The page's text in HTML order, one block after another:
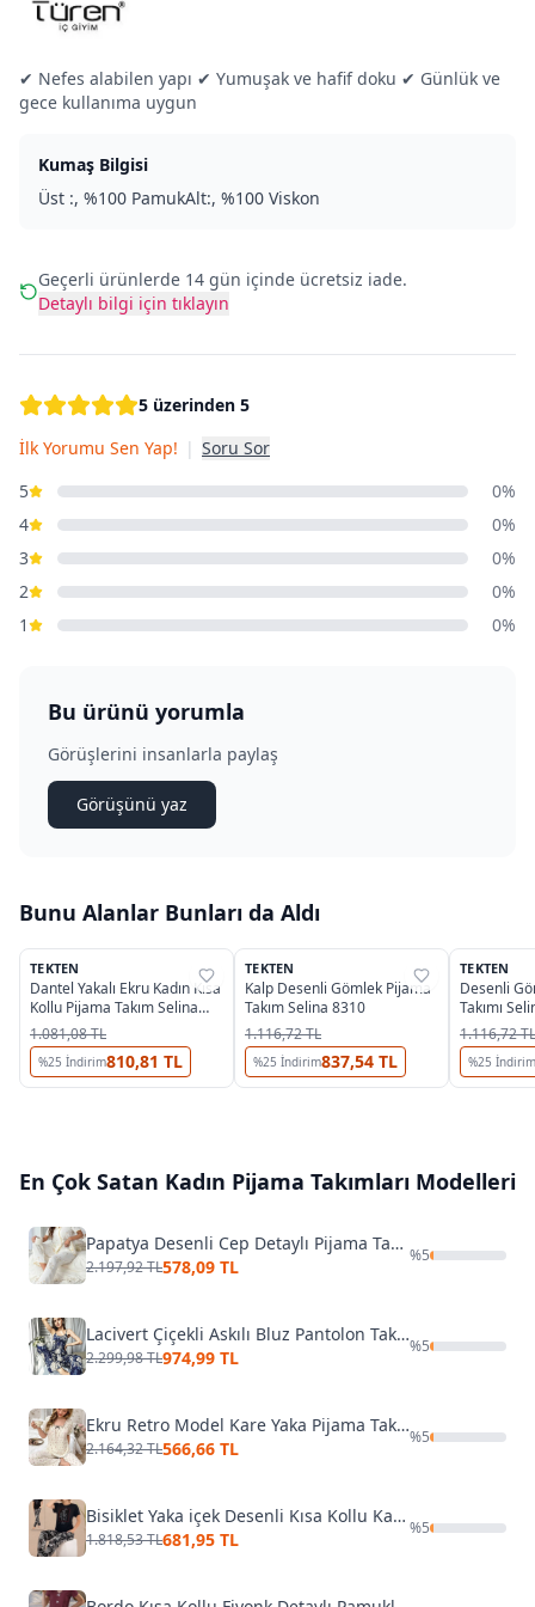
✔ Nefes alabilen yapı ✔ Yumuşak ve hafif doku ✔ Günlük ve
gece kullanıma uygun
Kumaş Bilgisi
Üst :, %100 PamukAlt:, %100 Viskon
Geçerli ürünlerde 14 gün içinde ücretsiz iade.
Detaylı bilgi için tıklayın
5 üzerinden 5
İlk Yorumu Sen Yap! | Soru Sor
5
0%
4
0%
3
0%
2
0%
1
0%
Bu ürünü yorumla
Görüşlerini insanlarla paylaş
Görüşünü yaz
Bunu Alanlar Bunları da Aldı
%38
TEKTEN
Dantel Yakalı Ekru Kadın Kısa
Kollu Pijama Takım Selina
8470
1.081,08 TL
%25 İndirim810,81 TL
%38
TEKTEN
Kalp Desenli Gömlek Pijama
Takım Selina 8310
1.116,72 TL
%25 İndirim837,54 TL
%38
TEKTEN
Desenli
Takımı
1.116,72 TL
%25 İndirim
En Çok Satan Kadın Pijama Takımları Modelleri
Papatya Desenli Cep Detaylı Pijama Takımı Bella Notte 7019
2.197,92 TL578,09 TL
%5
Lacivert Çiçekli Askılı Bluz Pantolon Takım Pink Night 1402
2.299,98 TL974,99 TL
%5
Ekru Retro Model Kare Yaka Pijama Takımı Bella Notte 7309
2.164,32 TL566,66 TL
%5
Bisiklet Yaka içek Desenli Kısa Kollu Kadın Pijama Takımı Lady 12597
1.818,53 TL681,95 TL
%5